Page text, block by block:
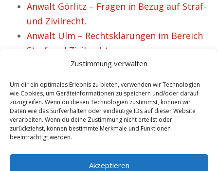
Zustimmung verwalten
Um dir ein optimales Erlebnis zu bieten, verwenden wir Technologien
wie Cookies, um Geräteinformationen zu speichern und/oder darauf
zuzugreifen. Wenn du diesen Technologien zustimmst, können wir
Daten wie das Surfverhalten oder eindeutige IDs auf dieser Website
verarbeiten. Wenn du deine Zustimmung nicht erteilst oder
zurückziehst, können bestimmte Merkmale und Funktionen
beeinträchtigt werden.
Akzeptieren
Anwalt Görlitz – Fragen in Bezug auf Straf-
und Zivilrecht.
Anwalt Ulm – Rechtsklärungen im Bereich
Straf-und Zivilrecht.
Anwalt Vogtland – Rechtsbeistand in
Sachen Strafrecht.
Anwalt Kreis Groß Gerau – verschiedene
Rechtsgebiete.
Anwalt Bad St. Leonhard – lokalisieren für
geeigneten Verteidiger
Anwalt Bad Brückenau – verschiedene